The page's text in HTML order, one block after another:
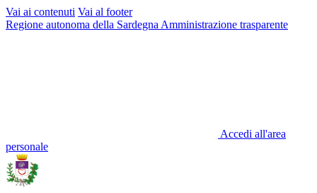
Vai ai contenuti Vai al footer
Regione autonoma della Sardegna Amministrazione trasparente
Accedi all'area
personale